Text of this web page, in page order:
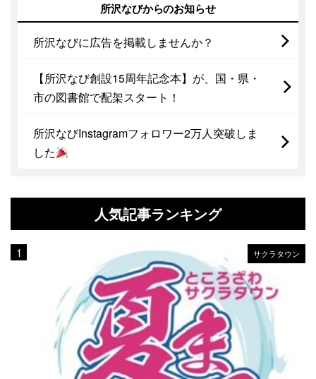
所沢なびからのお知らせ
所沢なびに広告を掲載しませんか？
【所沢なび創設15周年記念本】が、国・県・
市の図書館で配架スタート！
所沢なびInstagramフォロワー2万人突破しま
した
人気記事ランキング
サクラタウン